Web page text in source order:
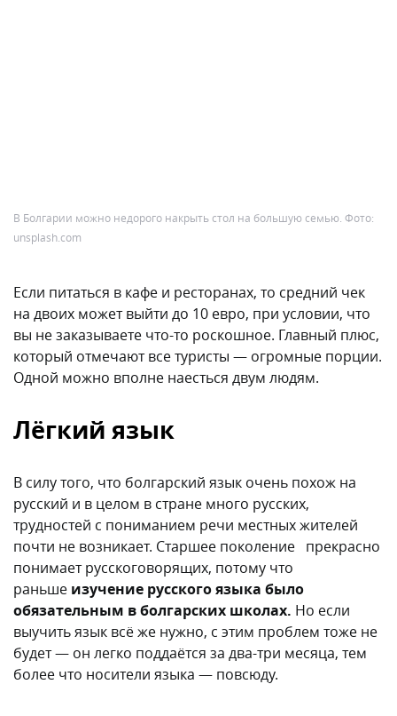
вы не заказываете что-то роскошное. Главный плюс,
который отмечают все туристы — огромные порции.
Лёгкий язык
В силу того, что болгарский язык очень похож на
русский и в целом в стране много русских,
почти не возникает. Старшее поколение прекрасно
понимает русскоговорящих, потому что
обязательным в болгарских школах. Но если
выучить язык всё же нужно, с этим проблем тоже не
будет — он легко поддаётся за два-три месяца, тем
более что носители языка — повсюду.